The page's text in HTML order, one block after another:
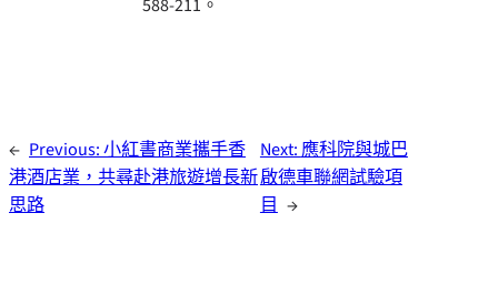
588-211。
← Previous:小紅書商業攜手香
港酒店業，共尋赴港旅遊增長新
思路
Next:應科院與城巴
啟德車聯網試驗項
目 →